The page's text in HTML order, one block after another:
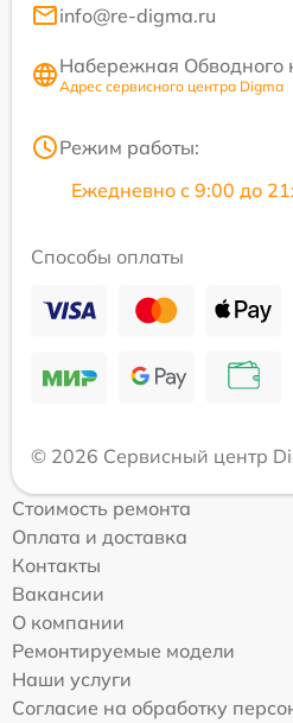
info@re-digma.ru
Набережная Обводного
Адрес сервисного центра Digma
Режим работы:
Ежедневно с 9:00 до
Способы оплаты
© 2026 Сервисный центр
Стоимость ремонта
Оплата и доставка
Контакты
Вакансии
О компании
Ремонтируемые модели
Наши услуги
Согласие на обработку